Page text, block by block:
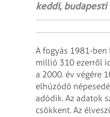
keddi, budapesti
A fogyás 1981-ben
millió 310 ezerről
a 2000. év végére
elhúzódó
adódik. Az adatok
csökkent. Az